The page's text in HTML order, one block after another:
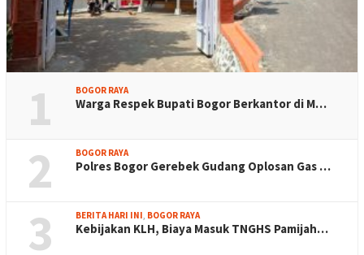
1 BOGOR RAYA
Warga Respek Bupati Bogor Berkantor di M…
2 BOGOR RAYA
Polres Bogor Gerebek Gudang Oplosan Gas …
3 BERITA HARI INI, BOGOR RAYA
Kebijakan KLH, Biaya Masuk TNGHS Pamijah…